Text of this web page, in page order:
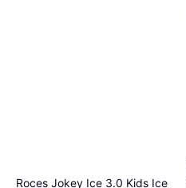
Roces Jokey Ice 3.0 Kids Ice